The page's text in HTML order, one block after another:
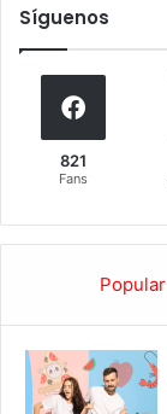
Síguenos
821
Fans
Popular